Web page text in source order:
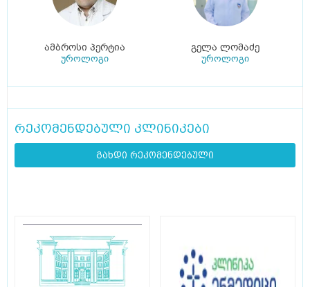
ამბროსი პერტია
უროლოგი
გელა ლომაძე
უროლოგი
რეკომენდებული კლინიკები
გახდი რეკომენდებული